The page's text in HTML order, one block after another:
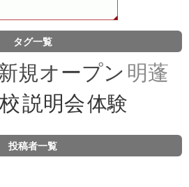
タグ一覧
規オープン明蓬
説明会体験
投稿者一覧